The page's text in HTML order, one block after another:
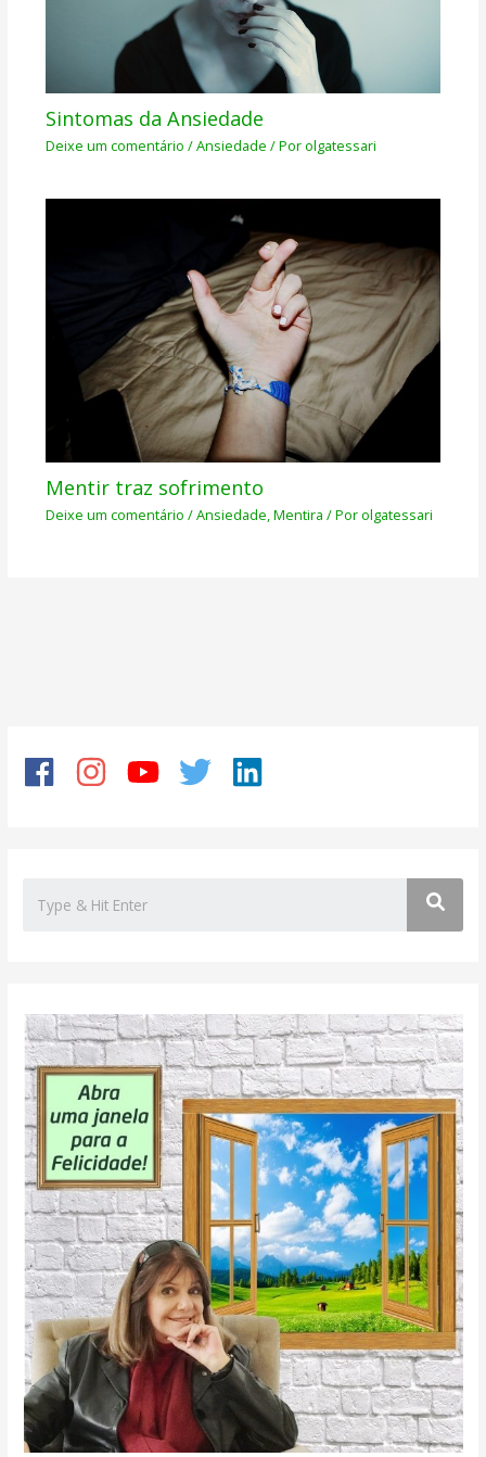
Sintomas da Ansiedade
Deixe um comentário /Ansiedade / Porolgatessari
Mentir traz sofrimento
Deixe um comentário /Ansiedade,Mentira / Porolgatessari